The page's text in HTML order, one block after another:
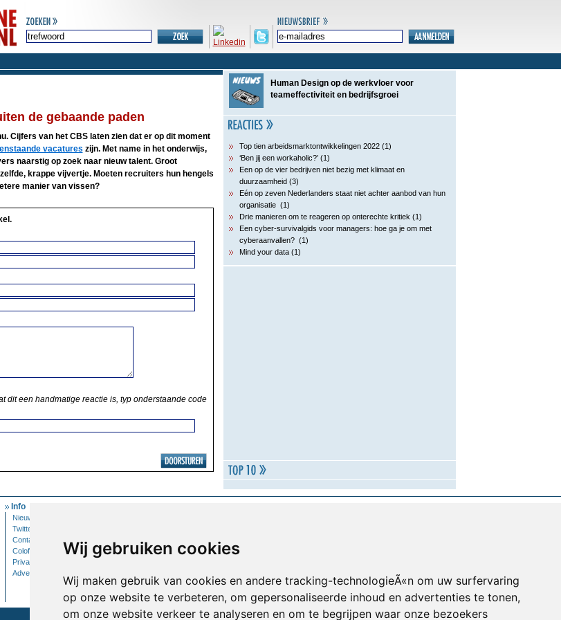
Wij gebruiken cookies
Wij maken gebruik van cookies en andere tracking-technologieÃ«n om uw surfervaring
op onze website te verbeteren, om gepersonaliseerde inhoud en advertenties te tonen,
om onze website verkeer te analyseren en om te begrijpen waar onze bezoekers
de gebaande paden
Cijfers van het CBS laten zien dat er op dit moment
vacatures zijn. Met name in het onderwijs,
naarstig op zoek naar nieuw talent. Groot
krappe vijvertje. Moeten recruiters hun hengels
manier van vissen?
dit een handmatige reactie is, typ onderstaande code
Human Design op de werkvloer voor
teameffectiviteit en bedrijfsgroei
Top tien arbeidsmarktontwikkelingen 2022 (1)
‘Ben jij een workaholic?’ (1)
Een op de vier bedrijven niet bezig met klimaat en
duurzaamheid (3)
Eén op zeven Nederlanders staat niet achter aanbod van hun
organisatie (1)
Drie manieren om te reageren op onterechte kritiek (1)
Een cyber-survivalgids voor managers: hoe ga je om met
cyberaanvallen? (1)
Mind your data (1)
Info
Nieuwsbrief
Twitter
Contact
Colofon
Privacy
Adverteren